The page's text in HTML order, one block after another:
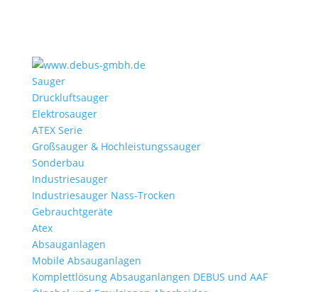
Sauger
Druckluftsauger
Elektrosauger
ATEX Serie
Großsauger & Hochleistungssauger
Sonderbau
Industriesauger
Industriesauger Nass-Trocken
Gebrauchtgeräte
Atex
Absauganlagen
Mobile Absauganlagen
Komplettlösung Absauganlangen DEBUS und AAF